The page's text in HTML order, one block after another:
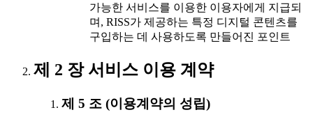
가능한 서비스를 이용한 이용자에게 지급되
며, RISS가 제공하는 특정 디지털 콘텐츠를
구입하는 데 사용하도록 만들어진 포인트
제 2 장 서비스 이용 계약
제 5 조 (이용계약의 성립)